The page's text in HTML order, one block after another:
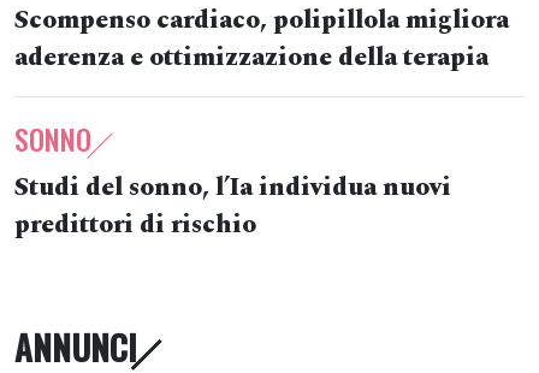
Scompenso cardiaco, polipillola migliora
aderenza e ottimizzazione della terapia
SONNO
Studi del sonno, l’Ia individua nuovi
predittori di rischio
ANNUNCI